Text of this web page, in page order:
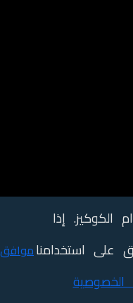
الكوكيز. إذا
على استخدامناموافق